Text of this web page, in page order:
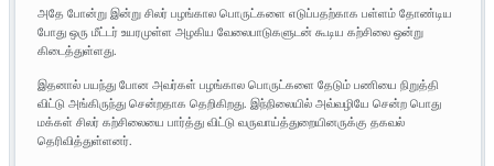
அதே போன்று இன்று சிலர் பழங்கால பொருட்களை எடுப்பதற்காக பள்ளம் தோண்டிய
போது ஒரு மீட்டர் உயரமுள்ள அழகிய வேலைபாடுகளுடன் கூடிய கற்சிலை ஒன்று
கிடைத்துள்ளது.
இதனால் பயந்து போன அவர்கள் பழங்கால பொருட்களை தேடும் பணியை நிறுத்தி
விட்டு அங்கிருந்து சென்றதாக தெறிகிறது. இந்நிலையில் அவ்வழியே சென்ற பொது
மக்கள் சிலர் கற்சிலையை பார்த்து விட்டு வருவாய்த்துறையினருக்கு தகவல்
தெரிவித்துள்ளனர்.